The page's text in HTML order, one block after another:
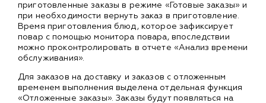
приготовленные заказы в режиме «Готовые заказы» и
при необходимости вернуть заказ в приготовление.
Время приготовления блюд, которое зафиксирует
повар с помощью монитора повара, впоследствии
можно проконтролировать в отчете «Анализ времени
обслуживания».
Для заказов на доставку и заказов с отложенным
временем выполнения выделена отдельная функция
«Отложенные заказы». Заказы будут появляться на